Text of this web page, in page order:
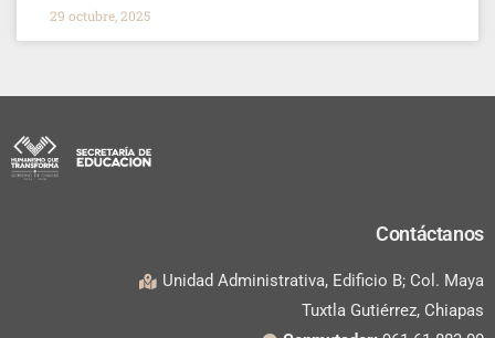
29 octubre, 2025
Contáctanos
Unidad Administrativa, Edificio B; Col. Maya
Tuxtla Gutiérrez, Chiapas